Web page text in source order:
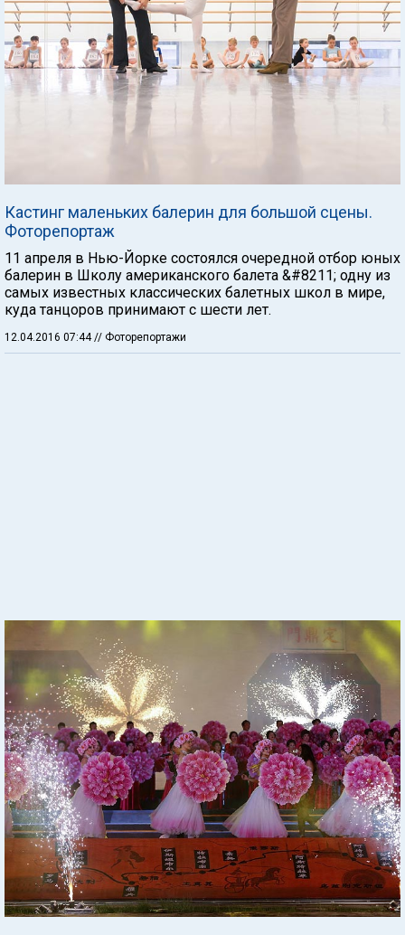
Кастинг маленьких балерин для большой сцены.
Фоторепортаж
11 апреля в Нью-Йорке состоялся очередной отбор юных
балерин в Школу американского балета &#8211; одну из
самых известных классических балетных школ в мире,
куда танцоров принимают с шести лет.
12.04.2016 07:44 // Фоторепортажи